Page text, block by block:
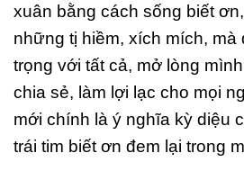
xuân bằng cách sống biết
những tị hiềm, xích mích, mà
trọng với tất cả, mở lòng
chia sẻ, làm lợi lạc cho mọi
mới chính là ý nghĩa kỳ diệu
trái tim biết ơn đem lại trong